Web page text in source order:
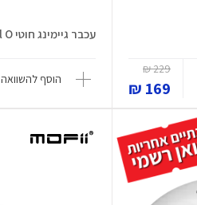
229 ₪
169 ₪
עכבר גיימינג חוטי Model O
הוסף להשוואה